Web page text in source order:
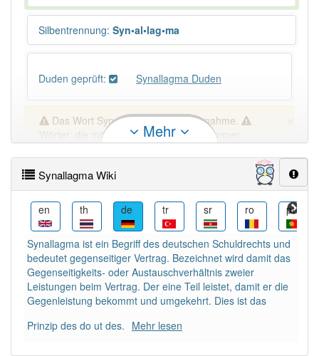
Silbentrennung: Syn•al•lag•ma
Duden geprüft: Synallagma Duden
Das Wort Synallagma ist eine Ausnahme.
Wörter, die mit "-
" enden, haben fast immer
DER: 271Ausnahmen
Beispiele
DIE: 1 721
DAS:459 Ausnahmen Beispiele
PowerIndex:3
Häufigkeit: 2 von 10
Mehr
Synallagma Wiki
en th de tr sr ro pt
Synallagma ist ein Begriff des deutschen Schuldrechts und
bedeutet gegenseitiger Vertrag. Bezeichnet wird damit das
Gegenseitigkeits- oder Austauschverhältnis zweier
Leistungen beim Vertrag. Der eine Teil leistet, damit er die
Gegenleistung bekommt und umgekehrt. Dies ist das
Prinzip des do ut des. Mehr lesen